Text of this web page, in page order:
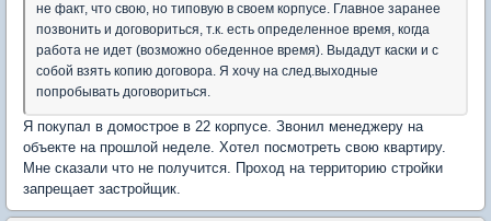
не факт, что свою, но типовую в своем корпусе. Главное заранее
позвонить и договориться, т.к. есть определенное время, когда
работа не идет (возможно обеденное время). Выдадут каски и с
собой взять копию договора. Я хочу на след.выходные
попробывать договориться.
Я покупал в домострое в 22 корпусе. Звонил менеджеру на
объекте на прошлой неделе. Хотел посмотреть свою квартиру.
Мне сказали что не получится. Проход на территорию стройки
запрещает застройщик.